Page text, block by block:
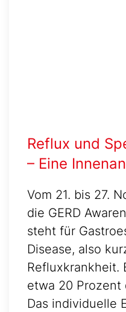
Reflux und
– Eine
Vom 21. bis 27.
die GERD
steht für
Disease, also
Refluxkrankheit.
etwa 20 Prozent
Das individuelle